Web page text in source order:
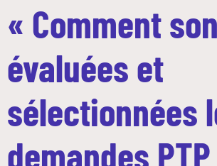
« Comment
évaluées et
sélectionnées
demandes